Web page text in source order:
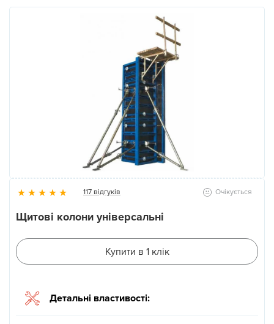
Новини
Галерея
117 відгуків Очікується
Щитові колони універсальні
Купити в 1 клік
Детальні властивості: